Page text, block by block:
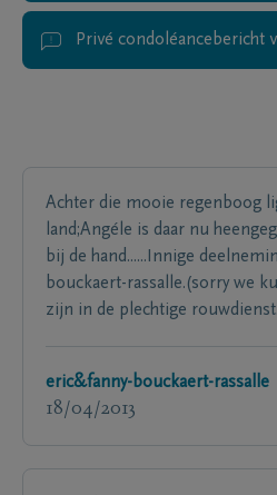
Privé condoléancebericht
Achter die mooie regenboog
land;Angéle is daar nu
bij de hand......Innige
bouckaert-rassalle.(sorry we
zijn in de plechtige
eric&fanny-bouckaert-rassalle
18/04/2013